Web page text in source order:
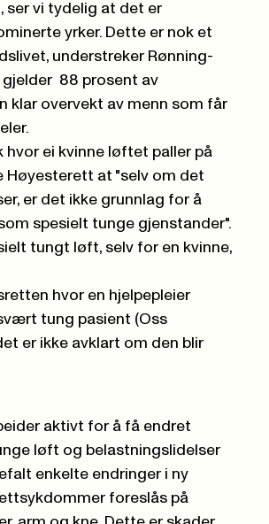
ser vi tydelig at det er
yrker. Dette er nok et
understreker Rønning-
88 prosent av
klar overvekt av menn som får
ei kvinne løftet paller på
Høyesterett at "selv om det
er det ikke grunnlag for å
spesielt tunge gjenstander".
tungt løft, selv for en kvinne,
hvor en hjelpepleier
tung pasient (Oss
er ikke avklart om den blir
aktivt for å få endret
løft og belastningslidelser
enkelte endringer i ny
foreslås på